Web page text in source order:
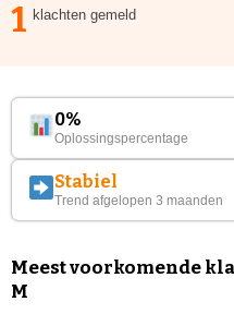
1 klachten gemeld
0%
Oplossingspercentage
Stabiel
Trend afgelopen 3 maanden
Meest voorkomende
M